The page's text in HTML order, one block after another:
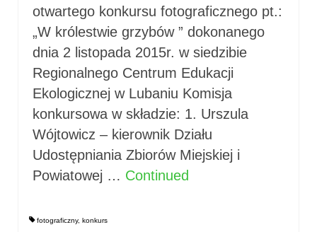
otwartego konkursu fotograficznego pt.:
„W królestwie grzybów ” dokonanego
dnia 2 listopada 2015r. w siedzibie
Regionalnego Centrum Edukacji
Ekologicznej w Lubaniu Komisja
konkursowa w składzie: 1. Urszula
Wójtowicz – kierownik Działu
Udostępniania Zbiorów Miejskiej i
Powiatowej … Continued
fotograficzny, konkurs